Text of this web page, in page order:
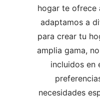
hogar te ofrece
adaptamos a
para crear tu
amplia gama,
incluidos en
necesidades